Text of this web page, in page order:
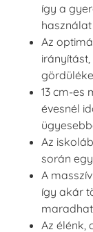
így a
Az
13 cm-es
évesnél
Az
során
A
így akár
Az élénk,